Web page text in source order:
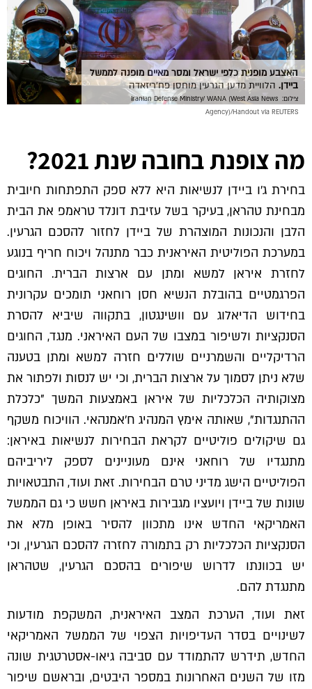
האצבע מופנית כלפי ישראל ומסר מאיים מופנה לממשל
ביידן. הלוויית מדען הגרעין מוחסן פח'ריזאדה
צילום: Iranian Defense Ministry/ WANA (West Asia News
Agency)/Handout via REUTERS
מה צופנת בחובה שנת 2021?
בחירת ג'ו ביידן לנשיאות היא ללא ספק התפתחות חיובית
מבחינת טהראן, בעיקר בשל עזיבת דונלד טראמפ את הבית
הלבן והנכונות המוצהרת של ביידן לחזור להסכם הגרעין.
במערכת הפוליטית האיראנית כבר מתנהל ויכוח חריף בנוגע
לחזרת איראן למשא ומתן עם ארצות הברית. החוגים
הפרגמטיים בהובלת הנשיא חסן רוחאני תומכים עקרונית
בחידוש הדיאלוג עם וושינגטון, בתקווה שיביא להסרת
הסנקציות ולשיפור במצבו של העם האיראני. מנגד, החוגים
הרדיקליים והשמרניים שוללים חזרה למשא ומתן בטענה
שלא ניתן לסמוך על ארצות הברית, וכי יש לנסות ולפתור את
מצוקותיה הכלכליות של איראן באמצעות המשך "כלכלת
ההתנגדות", שאותה אימץ המנהיג ח'אמנהאי. הוויכוח משקף
גם שיקולים פוליטיים לקראת הבחירות לנשיאות באיראן:
מתנגדיו של רוחאני אינם מעוניינים לספק ליריביהם
הפוליטיים הישג מדיני טרם הבחירות. זאת ועוד, התבטאויות
שונות של ביידן ויועציו מגבירות באיראן חשש כי גם הממשל
האמריקאי החדש אינו מתכוון להסיר באופן מלא את
הסנקציות הכלכליות רק בתמורה לחזרה להסכם הגרעין, וכי
יש בכוונתו לדרוש שיפורים בהסכם הגרעין, שטהראן
מתנגדת להם.
זאת ועוד, הערכת המצב האיראנית, המשקפת מודעות
לשינויים בסדר העדיפויות הצפוי של הממשל האמריקאי
החדש, תידרש להתמודד עם סביבה גיאו-אסטרטגית שונה
מזו של השנים האחרונות במספר היבטים, ובראשם שיפור